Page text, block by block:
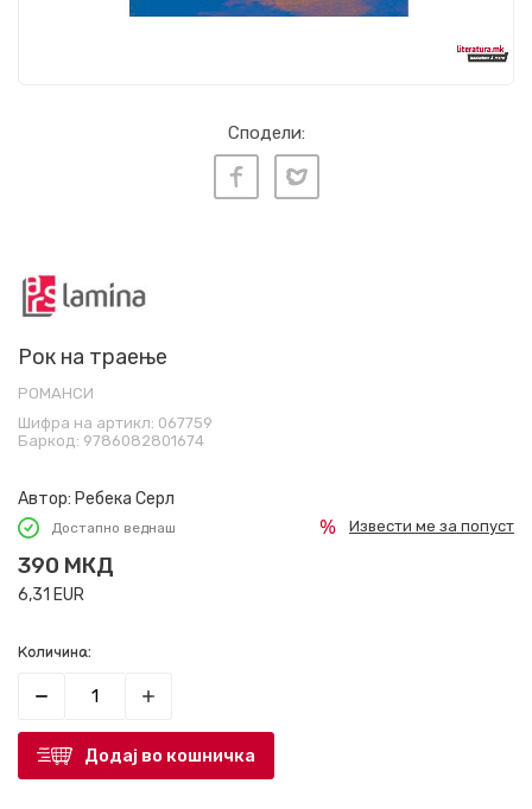
Сподели:
Рок на траење
РОМАНСИ
Шифра на артикл: 067759
Баркод: 9786082801674
Автор: Ребека Серл
Достапно веднаш
390 МКД
6,31 EUR
Извести ме за попуст
Количина:
Додај во кошничка